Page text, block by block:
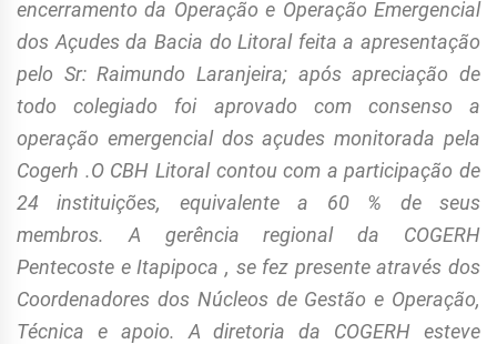
encerramento da Operação e Operação Emergencial
dos Açudes da Bacia do Litoral feita a apresentação
pelo Sr: Raimundo Laranjeira; após apreciação de
todo colegiado foi aprovado com consenso a
operação emergencial dos açudes monitorada pela
Cogerh .O CBH Litoral contou com a participação de
24 instituições, equivalente a 60 % de seus
membros. A gerência regional da COGERH
Pentecoste e Itapipoca , se fez presente através dos
Coordenadores dos Núcleos de Gestão e Operação,
Técnica e apoio. A diretoria da COGERH esteve